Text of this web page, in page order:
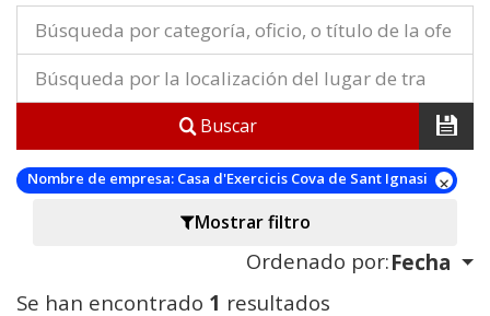
Buscar
Nombre de empresa: Casa d'Exercicis Cova de Sant Ignasi
Mostrar filtro
Ordenado por:Fecha
Se han encontrado 1 resultados